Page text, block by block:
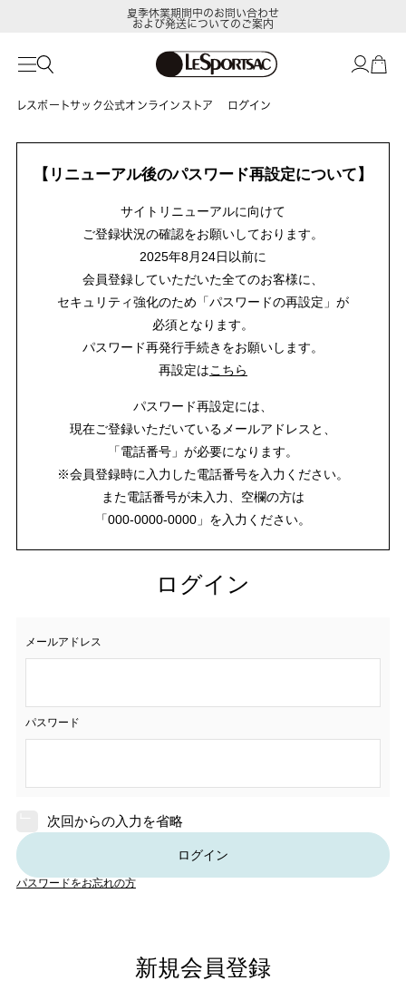
夏季休業期間中のお問い合わせ
および発送についてのご案内
レスポートサック公式オンラインストア ログイン
【リニューアル後のパスワード再設定について】
サイトリニューアルに向けて
ご登録状況の確認をお願いしております。
2025年8月24日以前に
会員登録していただいた全てのお客様に、
セキュリティ強化のため「パスワードの再設定」が
必須となります。
パスワード再発行手続きをお願いします。
再設定はこちら
パスワード再設定には、
現在ご登録いただいているメールアドレスと、
「電話番号」が必要になります。
※会員登録時に入力した電話番号を入力ください。
また電話番号が未入力、空欄の方は
「000-0000-0000」を入力ください。
ログイン
メールアドレス
パスワード
次回からの入力を省略
ログイン
パスワードをお忘れの方
新規会員登録